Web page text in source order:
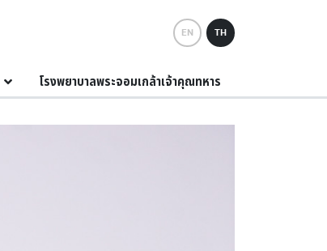
EN TH
โรงพยาบาลพระจอมเกล้าเจ้าคุณทหาร